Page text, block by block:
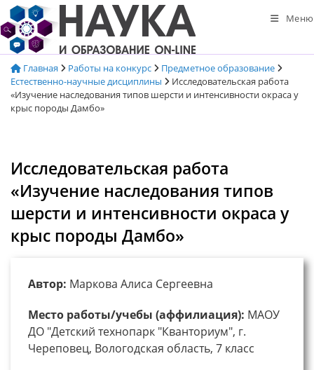
Перейти
к
содержимому
Меню
Главная Работы на конкурс
Предметное образование
Естественно-научные дисциплины
Исследовательская работа
«Изучение наследования типов шерсти и интенсивности окраса у
крыс породы Дамбо»
Исследовательская работа
«Изучение наследования типов
шерсти и интенсивности окраса у
крыс породы Дамбо»
Автор: Маркова Алиса Сергеевна
Место работы/учебы (аффилиация): МАОУ
ДО "Детский технопарк "Кванториум", г.
Череповец, Вологодская область, 7 класс